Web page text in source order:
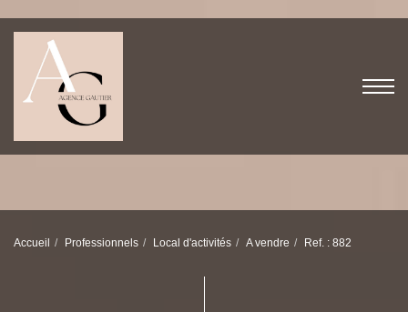
Accueil Professionnels Local d'activités A vendre Ref. : 882